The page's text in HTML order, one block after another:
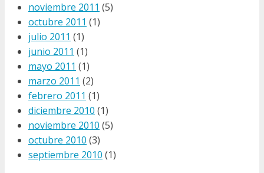
noviembre 2011 (5)
octubre 2011 (1)
julio 2011 (1)
junio 2011 (1)
mayo 2011 (1)
marzo 2011 (2)
febrero 2011 (1)
diciembre 2010 (1)
noviembre 2010 (5)
octubre 2010 (3)
septiembre 2010 (1)